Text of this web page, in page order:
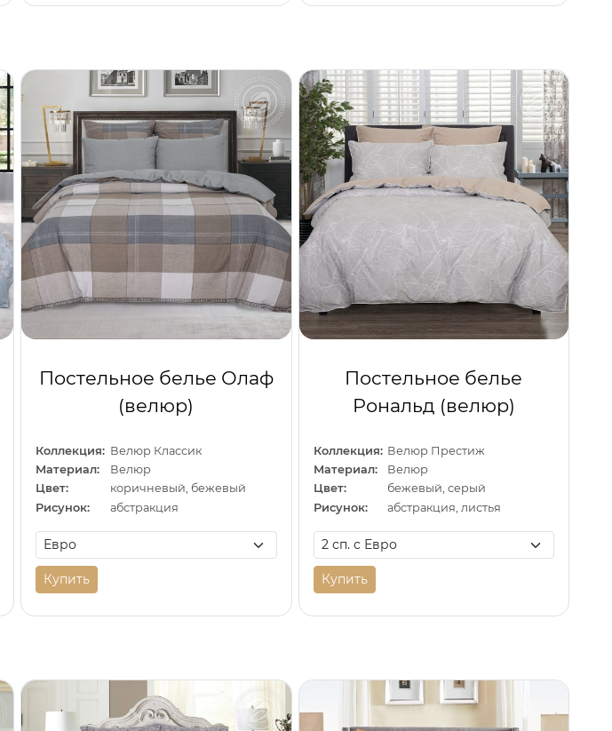
Постельное белье Олаф
(велюр)
Коллекция: Велюр Классик
Материал:
Велюр
Цвет:
коричневый, бежевый
Рисунок:
абстракция
Купить
Постельное белье
Рональд (велюр)
Коллекция: Велюр Престиж
Материал:
Велюр
Цвет:
бежевый, серый
Рисунок:
абстракция, листья
Купить